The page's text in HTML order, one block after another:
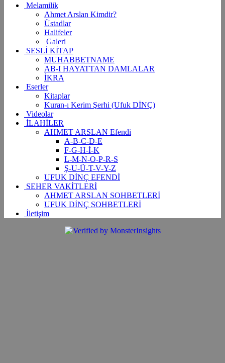
Melamilik
Ahmet Arslan Kimdir?
Üstadlar
Halifeler
Galeri
SESLİ KİTAP
MUHABBETNAME
AB-I HAYATTAN DAMLALAR
İKRA
Eserler
Kitaplar
Kuran-ı Kerim Şerhi (Ufuk DİNÇ)
Videolar
İLAHİLER
AHMET ARSLAN Efendi
A-B-C-D-E
F-G-H-İ-K
L-M-N-O-P-R-S
Ş-U-Ü-T-V-Y-Z
UFUK DİNÇ EFENDİ
SEHER VAKİTLERİ
AHMET ARSLAN SOHBETLERİ
UFUK DİNÇ SOHBETLERİ
İletişim